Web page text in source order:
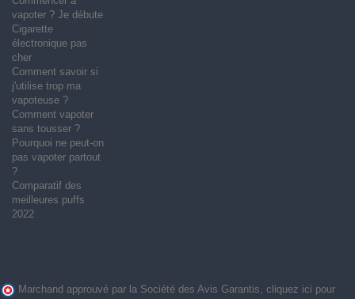
vapoter ? Je débute
Cigarette
électronique pas
cher
Comment savoir si
j'utilise trop ma
vapoteuse ?
Comment vapoter
sans tousser ?
Pourquoi ne peut-on
pas vapoter partout
?
Comparatif des
meilleures puffs
2022
Marchand approuvé par la Société des Avis Garantis, cliquez ici pour